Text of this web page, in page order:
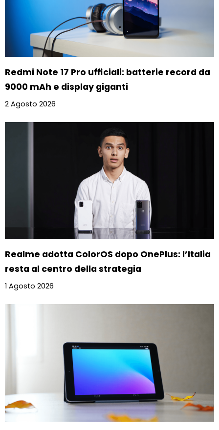
Redmi Note 17 Pro ufficiali: batterie record da
9000 mAh e display giganti
2 Agosto 2026
Realme adotta ColorOS dopo OnePlus: l’Italia
resta al centro della strategia
1 Agosto 2026